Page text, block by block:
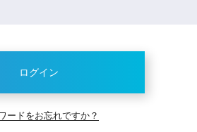
ログイン
ードをお忘れですか？